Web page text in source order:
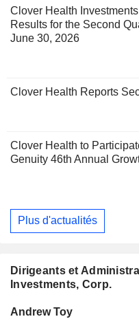
Clover Health
Results for the Second
June 30, 2026
Clover Health Reports
Clover Health to
Genuity 46th Annual
Plus d'actualités
Dirigeants et
Investments, Corp.
Dirigeant Titre
Andrew Toy